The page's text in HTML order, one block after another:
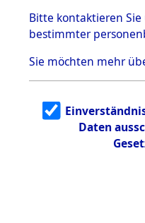
5.3.1 Alliierte
Erhebungen
zu
Todesmärsch
en
5.3.2
g
5.3.3
Todesmärsch
Bitte kontaktieren
bestimmter
Sie möchten mehr
Daten